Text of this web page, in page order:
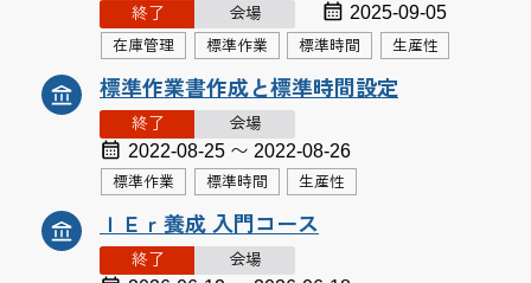
終了 会場 2025-09-05
在庫管理 標準作業 標準時間 生産性
標準作業書作成と標準時間設定
終了 会場
2022-08-25 〜 2022-08-26
標準作業 標準時間 生産性
ＩＥｒ養成 入門コース
終了 会場